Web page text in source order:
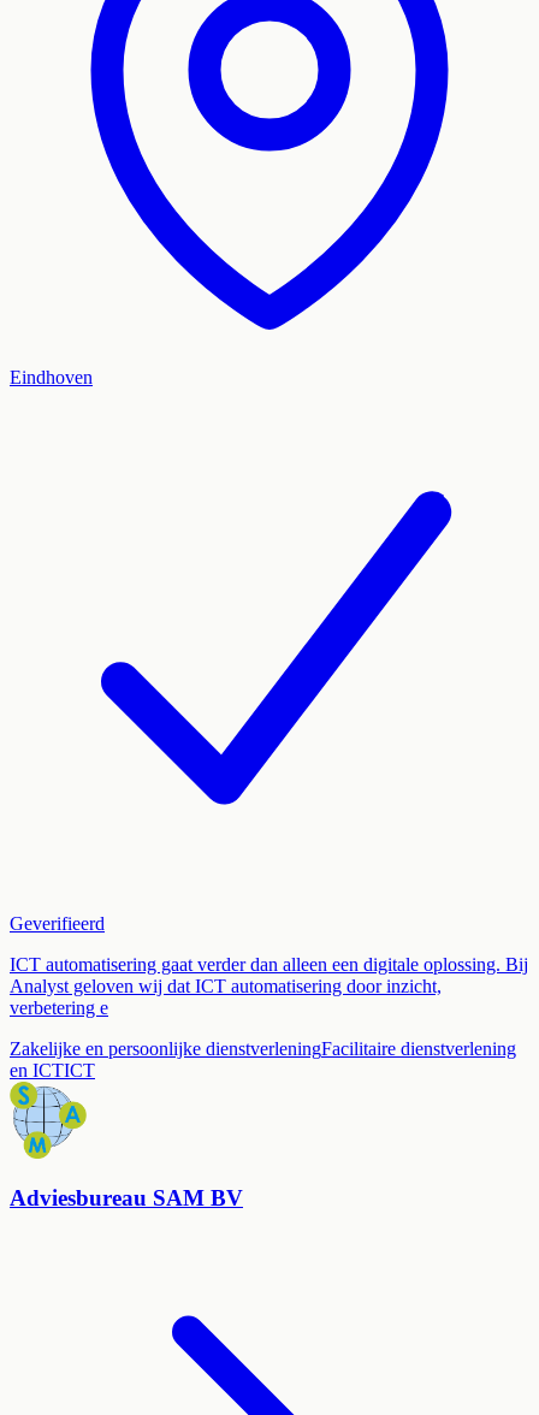
Eindhoven
Geverifieerd
ICT automatisering gaat verder dan alleen een digitale oplossing. Bij
Analyst geloven wij dat ICT automatisering door inzicht,
verbetering e
Zakelijke en persoonlijke dienstverleningFacilitaire dienstverlening
en ICTICT
Adviesbureau SAM BV